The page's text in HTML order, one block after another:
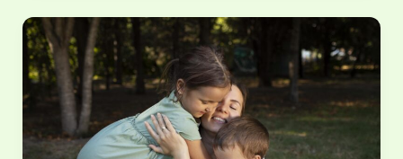
QUE
OROU
CONTRA
HITLER